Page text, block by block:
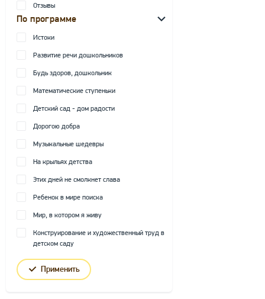
Отзывы
По программе
Истоки
Развитие речи дошкольников
Будь здоров, дошкольник
Математические ступеньки
Детский сад - дом радости
Дорогою добра
Музыкальные шедевры
На крыльях детства
Этих дней не смолкнет слава
Ребенок в мире поиска
Мир, в котором я живу
Конструирование и художественный труд в
детском саду
Применить